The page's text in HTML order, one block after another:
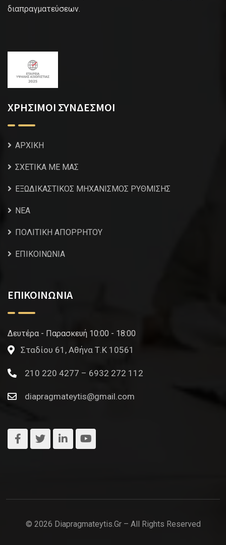
διαπραγματεύσεων.
ΧΡΗΣΙΜΟΙ ΣΥΝΔΕΣΜΟΙ
ΑΡΧΙΚΗ
ΣΧΕΤΙΚΑ ΜΕ ΜΑΣ
ΕΞΩΔΙΚΑΣΤΙΚΟΣ ΜΗΧΑΝΙΣΜΟΣ ΡΥΘΜΙΣΗΣ
NEA
ΠΟΛΙΤΙΚΗ ΑΠΟΡΡΗΤΟΥ
ΕΠΙΚΟΙΝΩΝΙΑ
ΕΠΙΚΟΙΝΩΝΙΑ
Δευτέρα - Παρασκευή 10:00 - 18:00
Σταδίου 61, Αθήνα Τ.Κ 10561
210 220 4277 – 6932 272 112
diapragmateytis@gmail.com
© 2026 Diapragmateytis.gr – All Rights Reserved